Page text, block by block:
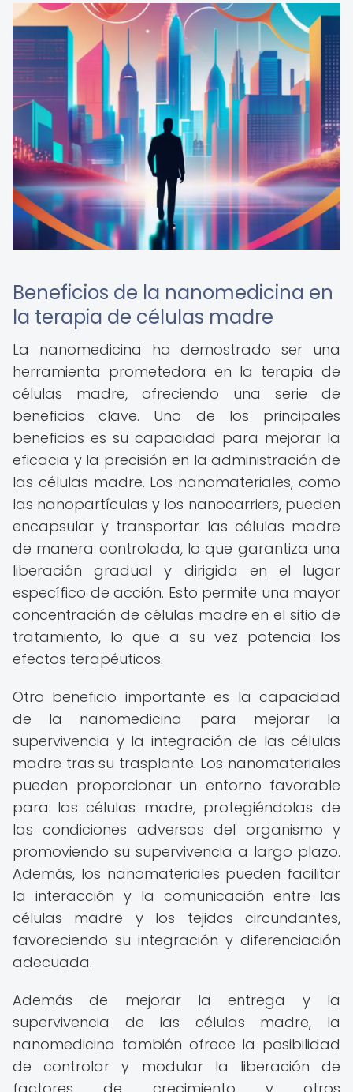
Beneficios de la nanomedicina en
la terapia de células madre
La nanomedicina ha demostrado ser una
herramienta prometedora en la terapia de
células madre, ofreciendo una serie de
beneficios clave. Uno de los principales
beneficios es su capacidad para mejorar la
eficacia y la precisión en la administración de
las células madre. Los nanomateriales, como
las nanopartículas y los nanocarriers, pueden
encapsular y transportar las células madre
de manera controlada, lo que garantiza una
liberación gradual y dirigida en el lugar
específico de acción. Esto permite una mayor
concentración de células madre en el sitio de
tratamiento, lo que a su vez potencia los
efectos terapéuticos.
Otro beneficio importante es la capacidad
de la nanomedicina para mejorar la
supervivencia y la integración de las células
madre tras su trasplante. Los nanomateriales
pueden proporcionar un entorno favorable
para las células madre, protegiéndolas de
las condiciones adversas del organismo y
promoviendo su supervivencia a largo plazo.
Además, los nanomateriales pueden facilitar
la interacción y la comunicación entre las
células madre y los tejidos circundantes,
favoreciendo su integración y diferenciación
adecuada.
Además de mejorar la entrega y la
supervivencia de las células madre, la
nanomedicina también ofrece la posibilidad
de controlar y modular la liberación de